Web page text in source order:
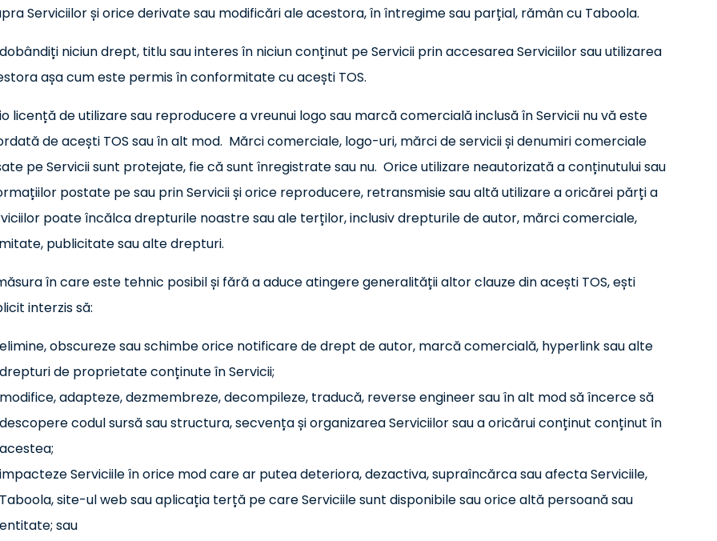
Serviciilor și orice derivate sau modificări ale acestora, în întregime sau parțial, rămân cu Taboola.
niciun drept, titlu sau interes în niciun conținut pe Servicii prin accesarea Serviciilor sau utilizarea
așa cum este permis în conformitate cu acești TOS.
licență de utilizare sau reproducere a vreunui logo sau marcă comercială inclusă în Servicii nu vă este
de acești TOS sau în alt mod. Mărci comerciale, logo-uri, mărci de servicii și denumiri comerciale
pe Servicii sunt protejate, fie că sunt înregistrate sau nu. Orice utilizare neautorizată a conținutului sau
postate pe sau prin Servicii și orice reproducere, retransmisie sau altă utilizare a oricărei părți a
poate încălca drepturile noastre sau ale terților, inclusiv drepturile de autor, mărci comerciale,
publicitate sau alte drepturi.
în care este tehnic posibil și fără a aduce atingere generalității altor clauze din acești TOS, ești
interzis să:
elimine, obscureze sau schimbe orice notificare de drept de autor, marcă comercială, hyperlink sau alte
drepturi de proprietate conținute în Servicii;
modifice, adapteze, dezmembreze, decompileze, traducă, reverse engineer sau în alt mod să încerce să
descopere codul sursă sau structura, secvența și organizarea Serviciilor sau a oricărui conținut conținut în
acestea;
impacteze Serviciile în orice mod care ar putea deteriora, dezactiva, supraîncărca sau afecta Serviciile,
Taboola, site-ul web sau aplicația terță pe care Serviciile sunt disponibile sau orice altă persoană sau
entitate; sau